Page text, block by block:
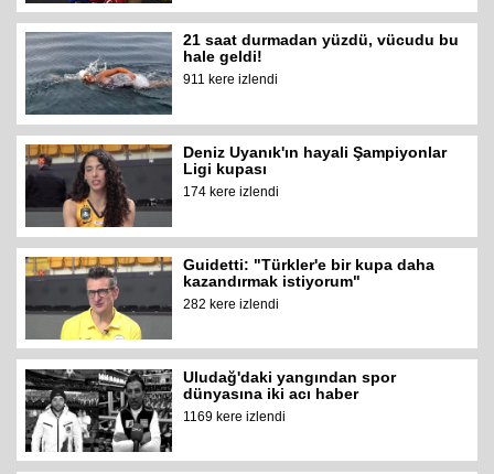
21 saat durmadan yüzdü, vücudu bu
hale geldi!
911 kere izlendi
Deniz Uyanık'ın hayali Şampiyonlar
Ligi kupası
174 kere izlendi
Guidetti: "Türkler'e bir kupa daha
kazandırmak istiyorum"
282 kere izlendi
Uludağ'daki yangından spor
dünyasına iki acı haber
1169 kere izlendi